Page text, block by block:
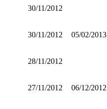
30/11/2012
30/11/2012 05/02/2013
28/11/2012
27/11/2012 06/12/2012